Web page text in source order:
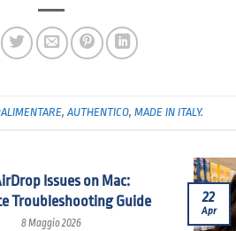
, AUTHENTICO, MADE IN ITALY.
Issues on Mac:
Troubleshooting Guide
8 Maggio 2026
22
Apr